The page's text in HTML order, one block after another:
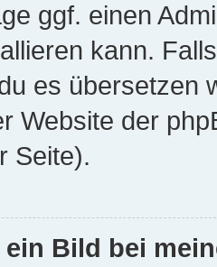
ggf. einen
kann.
es übersetzen
Website der
Seite).
Bild bei